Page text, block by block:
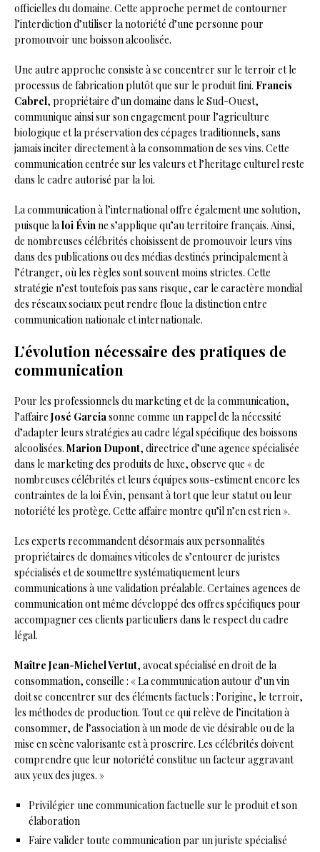
officielles du domaine. Cette approche permet de contourner
l’interdiction d’utiliser la notoriété d’une personne pour
promouvoir une boisson alcoolisée.
Une autre approche consiste à se concentrer sur le terroir et le
processus de fabrication plutôt que sur le produit fini. Francis
Cabrel, propriétaire d’un domaine dans le Sud-Ouest,
communique ainsi sur son engagement pour l’agriculture
biologique et la préservation des cépages traditionnels, sans
jamais inciter directement à la consommation de ses vins. Cette
communication centrée sur les valeurs et l’heritage culturel reste
dans le cadre autorisé par la loi.
La communication à l’international offre également une solution,
puisque la loi Évinne s’applique qu’au territoire français. Ainsi,
de nombreuses célébrités choisissent de promouvoir leurs vins
dans des publications ou des médias destinés principalement à
l’étranger, où les règles sont souvent moins strictes. Cette
stratégie n’est toutefois pas sans risque, car le caractère mondial
des réseaux sociaux peut rendre floue la distinction entre
communication nationale et internationale.
L’évolution nécessaire des pratiques de
communication
Pour les professionnels du marketing et de la communication,
l’affaire José Garcia sonne comme un rappel de la nécessité
d’adapter leurs stratégies au cadre légal spécifique des boissons
alcoolisées. Marion Dupont, directrice d’une agence spécialisée
dans le marketing des produits de luxe, observe que « de
nombreuses célébrités et leurs équipes sous-estiment encore les
contraintes de la loi Évin, pensant à tort que leur statut ou leur
notoriété les protège. Cette affaire montre qu’il n’en est rien ».
Les experts recommandent désormais aux personnalités
propriétaires de domaines viticoles de s’entourer de juristes
spécialisés et de soumettre systématiquement leurs
communications à une validation préalable. Certaines agences de
communication ont même développé des offres spécifiques pour
accompagner ces clients particuliers dans le respect du cadre
légal.
Maître Jean-Michel Vertut, avocat spécialisé en droit de la
consommation, conseille : « La communication autour d’un vin
doit se concentrer sur des éléments factuels : l’origine, le terroir,
les méthodes de production. Tout ce qui relève de l’incitation à
consommer, de l’association à un mode de vie désirable ou de la
mise en scène valorisante est à proscrire. Les célébrités doivent
comprendre que leur notoriété constitue un facteur aggravant
aux yeux des juges. »
Privilégier une communication factuelle sur le produit et son
élaboration
Faire valider toute communication par un juriste spécialisé